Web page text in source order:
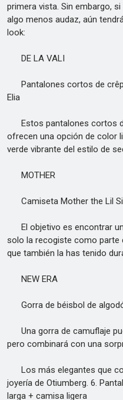
primera vista. Sin embargo,
algo menos audaz, aún
look:
DE LA VALI
Pantalones cortos de
Elia
Estos pantalones cortos
ofrecen una opción de color
verde vibrante del estilo de
MOTHER
Camiseta Mother the Lil
El objetivo es encontrar
solo la recogiste como parte
que también la has tenido
NEW ERA
Gorra de béisbol de
Una gorra de camuflaje
pero combinará con una
Los más elegantes que
joyería de Otiumberg. 6.
larga + camisa ligera